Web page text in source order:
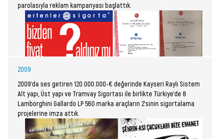
parolasıyla reklam kampanyası başlattık.
2009
2009’da ses getiren 120.000.000-€ değerinde Kayseri Raylı Sistem
Alt yapı, Üst yapı ve Tramvay Sigortası ile birlikte Türkiye’de 8
Lamborghini Gallardo LP 560 marka araçların 2’sinin sigortalama
projelerine imza attık.